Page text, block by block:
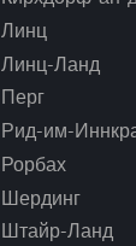
Линц
Линц-Ланд
Перг
Рид-им-
Рорбах
Шердинг
Штайр-Ланд